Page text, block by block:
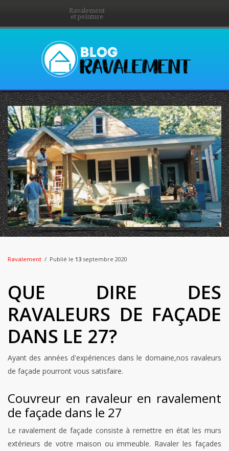
Ravalement
et peinture
Ravalement Publié le 13 septembre 2020
QUE DIRE DES
RAVALEURS DE FAÇADE
DANS LE 27?
Ayant des années d'expériences dans le domaine,nos ravaleurs
de façade pourront vous satisfaire.
Couvreur en ravaleur en ravalement
de façade dans le 27
Le ravalement de façade consiste à remettre en état les murs
extérieurs de votre maison ou immeuble. Ravaler les façades